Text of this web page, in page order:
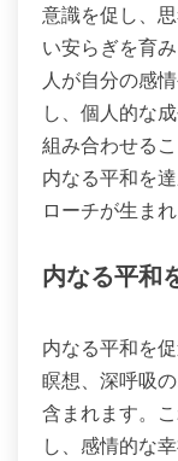
意識を促し、
い安らぎを育
人が自分の感
し、個人的な
組み合わせる
内なる平和を
ローチが生まれ
内なる平和
内なる平和を
瞑想、深呼吸
含まれます。
し、感情的な